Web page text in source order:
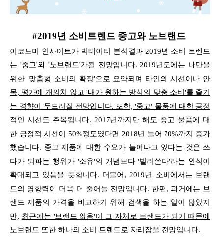
#2019년 소비트렌드 중고와 노브랜드
이코노미 인사이트가 빅테이터 분석결과 2019년 소비 트렌드
는 '중고'와 '노브랜드'가될 전망입니다. 2019년도에는 나만을
위한 '맞춤형 소비의 확장'으로 요약되며 타인의 시선이나 안
목, 평가에 개의치 않고 '내가 원하는 방식의 맞춤 소비'를 즐기
는 경향이 두드러질 전망입니다. 또한, '중고' 물품에 대한 긍정
적인 시선도 주목됩니다. 2017년까지만 해도 중고 물품에 대
한 긍정적 시선이 50%정도였다면 2018년 들어 70%까지 증가
했습니다. 중고 제품에 대한 수요가 늘어나고 있다는 것은 쓰
다가 되파는 행위가 '소유'의 개념보다 '빌려쓴다'라는 인식이
확대되고 있음을 뜻합니다. 더불어, 2019년 소비에서는 브랜
드의 영향력이 더욱 더 줄어들 전망입니다. 한편, 과거에는 브
랜드 제품의 가격을 비교하기 위해 검색을 하는 일이 많았지
만, 최근에는 '브랜드 없음'이 그 자체로 브랜드가 되기 때문에
노브랜드 또한 하나의 소비 트렌드로 자리잡을 전망입니다.